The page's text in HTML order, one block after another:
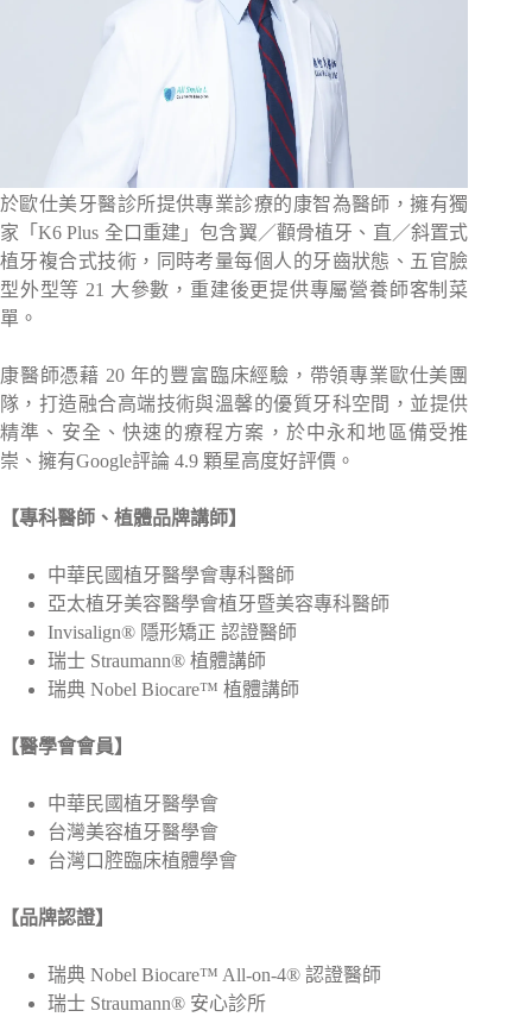
於歐仕美牙醫診所提供專業診療的康智為醫師，擁有獨
家「K6 Plus 全口重建」包含翼／顴骨植牙、直／斜置式
植牙複合式技術，同時考量每個人的牙齒狀態、五官臉
型外型等 21 大參數，重建後更提供專屬營養師客制菜
單。
康醫師憑藉 20 年的豐富臨床經驗，帶領專業歐仕美團
隊，打造融合高端技術與溫馨的優質牙科空間，並提供
精準、安全、快速的療程方案，於中永和地區備受推
崇、擁有Google評論 4.9 顆星高度好評價。
【專科醫師、植體品牌講師】
中華民國植牙醫學會專科醫師
亞太植牙美容醫學會植牙暨美容專科醫師
Invisalign® 隱形矯正 認證醫師
瑞士 Straumann® 植體講師
瑞典 Nobel Biocare™ 植體講師
【醫學會會員】
中華民國植牙醫學會
台灣美容植牙醫學會
台灣口腔臨床植體學會
【品牌認證】
瑞典 Nobel Biocare™ All-on-4® 認證醫師
瑞士 Straumann® 安心診所